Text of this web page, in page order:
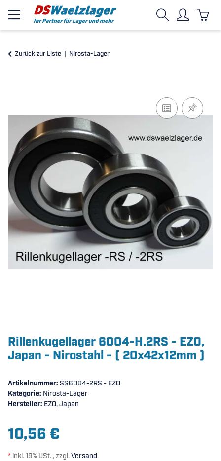
Zurück zur Liste Nirosta-Lager
Rillenkugellager 6004-H.2RS - EZO,
Japan - Nirostahl - ( 20x42x12mm )
Artikelnummer: SS6004-2RS - EZO
Kategorie: Nirosta-Lager
Hersteller: EZO, Japan
10,56 €
* inkl. 19% USt. , zzgl.Versand